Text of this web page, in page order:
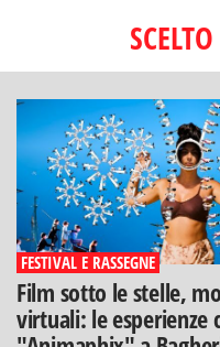
FESTIVAL E RASSEGNE
Film sotto le stelle,
virtuali: le esperienze